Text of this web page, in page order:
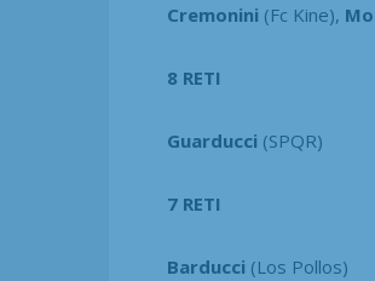
Cremonini (Fc Kine),
8 RETI
Guarducci (SPQR)
7 RETI
Barducci (Los Pollos)